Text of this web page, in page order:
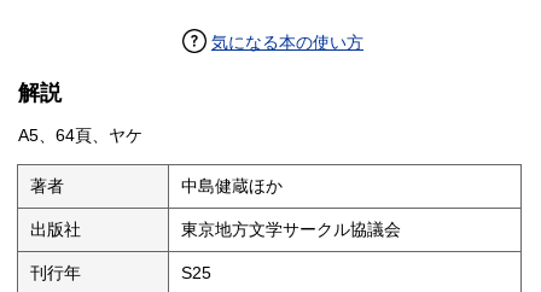
気になる本の使い方
解説
A5、64頁、ヤケ
著者 中島健蔵ほか
出版社 東京地方文学サークル協議会
刊行年 S25